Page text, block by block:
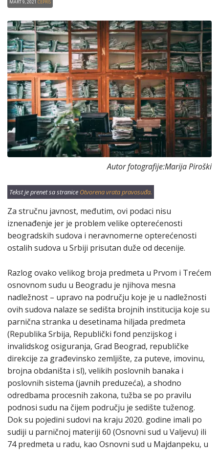
Autor fotografije:Marija Piroški
Tekst je prenet sa stranice Otvorena vrata pravosuđa.
Za stručnu javnost, međutim, ovi podaci nisu
iznenađenje jer je problem velike opterećenosti
beogradskih sudova i neravnomerne opterećenosti
ostalih sudova u Srbiji prisutan duže od decenije.
Razlog ovako velikog broja predmeta u Prvom i Trećem
osnovnom sudu u Beogradu je njihova mesna
nadležnost – upravo na području koje je u nadležnosti
ovih sudova nalaze se sedišta brojnih institucija koje su
parnična stranka u desetinama hiljada predmeta
(Republika Srbija, Republički fond penzijskog i
invalidskog osiguranja, Grad Beograd, republičke
direkcije za građevinsko zemljište, za puteve, imovinu,
brojna obdaništa i sl), velikih poslovnih banaka i
poslovnih sistema (javnih preduzeća), a shodno
odredbama procesnih zakona, tužba se po pravilu
podnosi sudu na čijem području je sedište tuženog.
Dok su pojedini sudovi na kraju 2020. godine imali po
sudiji u parničnoj materiji 60 (Osnovni sud u Valjevu) ili
74 predmeta u radu, kao Osnovni sud u Majdanpeku, u